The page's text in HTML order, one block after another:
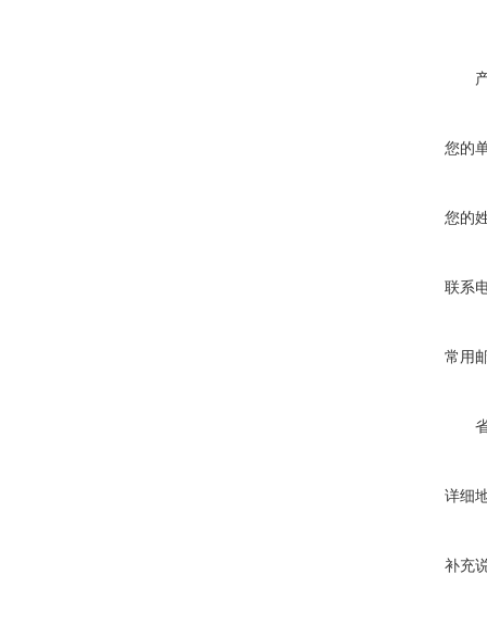
您的
您的
联系
常用
详细
补充